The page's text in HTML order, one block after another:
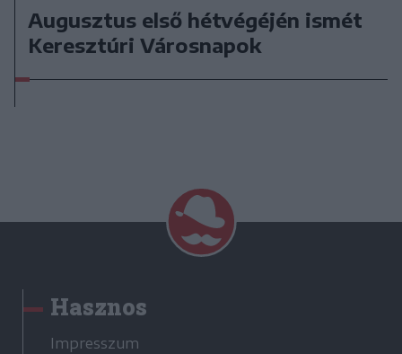
Augusztus első hétvégéjén ismét
Keresztúri Városnapok
Hasznos
Impresszum